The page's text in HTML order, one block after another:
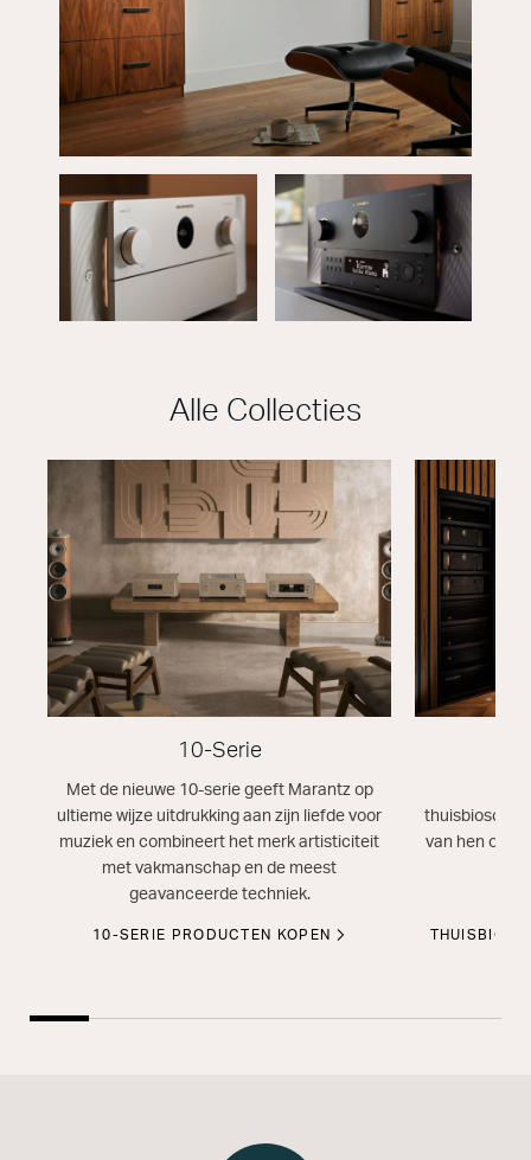
Alle Collecties
10-Serie
Met de nieuwe 10-serie geeft Marantz op
ultieme wijze uitdrukking aan zijn liefde voor
muziek en combineert het merk artisticiteit
met vakmanschap en de meest
geavanceerde techniek.
10-SERIE PRODUCTEN KOPEN
van hen